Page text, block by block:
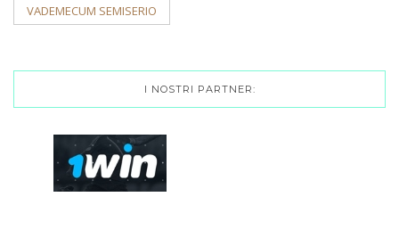
VADEMECUM SEMISERIO
I NOSTRI PARTNER: